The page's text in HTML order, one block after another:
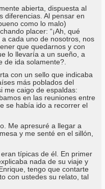
abierta, dispuesta al
diferencias. Al pensar en
como lo malo)
placer: “¡Ah, qué
cada uno de nosotros, nos
que quedarnos y con
lo llevaría a un sueño, a
ida solamente?.
con un sello que indicaba
más poblados del
me caigo de espaldas:
en las reuniones entre
se había ido a recorrer el
Me apresuré a llegar a
y me senté en el sillón,
típicas de él. En primer
nada de su viaje y
tengo que contarte
con ustedes su relato, tal